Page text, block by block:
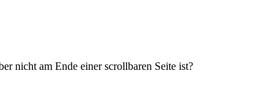
nicht am Ende einer scrollbaren Seite ist?